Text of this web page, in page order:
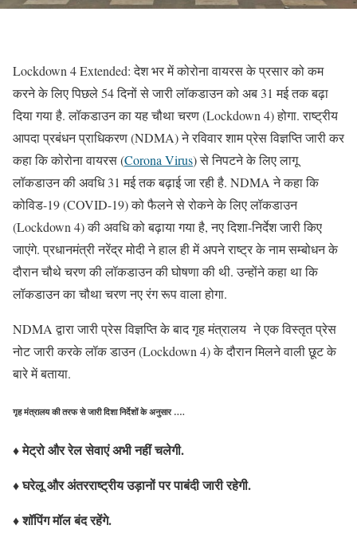
Lockdown 4 Extended: देश भर में कोरोना वायरस के प्रसार को कम
करने के लिए पिछले 54 दिनों से जारी लॉकडाउन को अब 31 मई तक बढ़ा
दिया गया है. लॉकडाउन का यह चौथा चरण (Lockdown 4) होगा. राष्ट्रीय
आपदा प्रबंधन प्राधिकरण (NDMA) ने रविवार शाम प्रेस विज्ञप्ति जारी कर
कहा कि कोरोना वायरस (Corona Virus) से निपटने के लिए लागू
लॉकडाउन की अवधि 31 मई तक बढ़ाई जा रही है. NDMA ने कहा कि
कोविड-19 (COVID-19) को फैलने से रोकने के लिए लॉकडाउन
(Lockdown 4) की अवधि को बढ़ाया गया है, नए दिशा-निर्देश जारी किए
जाएंगे. प्रधानमंत्री नरेंद्र मोदी ने हाल ही में अपने राष्ट्र के नाम सम्बोधन के
दौरान चौथे चरण की लॉकडाउन की घोषणा की थी. उन्होंने कहा था कि
लॉकडाउन का चौथा चरण नए रंग रूप वाला होगा.
NDMA द्वारा जारी प्रेस विज्ञप्ति के बाद गृह मंत्रालय ने एक विस्तृत प्रेस
नोट जारी करके लॉक डाउन (Lockdown 4) के दौरान मिलने वाली छूट के
बारे में बताया.
गृह मंत्रालय की तरफ से जारी दिशा निर्देशों के अनुसार ….
♦ मेट्रो और रेल सेवाएं अभी नहीं चलेगी.
♦ घरेलू और अंतरराष्ट्रीय उड़ानों पर पाबंदी जारी रहेगी.
♦ शॉपिंग मॉल बंद रहेंगे.